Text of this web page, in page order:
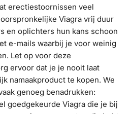
erectiestoornissen veel
Viagra vrij duur
en oplichters hun kans schoon
e-mails waarbij je voor weinig
Let op voor deze
ervoor dat je je nooit laat
namaakproduct te kopen. We
genoeg benadrukken:
goedgekeurde Viagra die je bij